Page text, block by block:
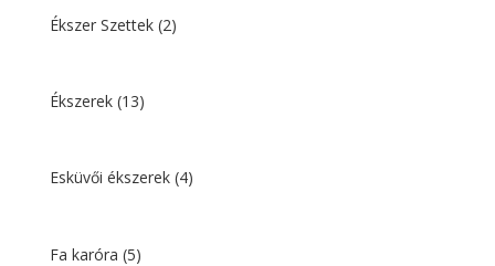
Ékszer Szettek (2)
Ékszerek (13)
Esküvői ékszerek (4)
Fa karóra (5)